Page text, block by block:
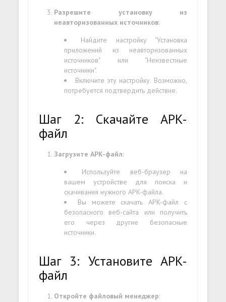
Разрешите установку из
неавторизованных источников:
Найдите настройку "Установка
приложений из неавторизованных
источников" или "Неизвестные
источники".
Включите эту настройку. Возможно,
потребуется подтвердить действие.
Шаг 2: Скачайте APK-
файл
Загрузите APK-файл:
Используйте веб-браузер на
вашем устройстве для поиска и
скачивания нужного APK-файла.
Вы можете скачать APK-файл с
безопасного веб-сайта или получить
его через другие безопасные
источники.
Шаг 3: Установите APK-
файл
Откройте файловый менеджер: